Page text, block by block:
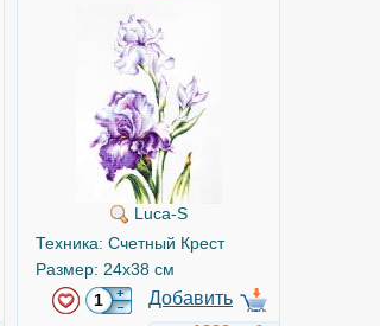
Luca-S
Техника: Счетный Крест
Размер: 24x38 см
Добавить